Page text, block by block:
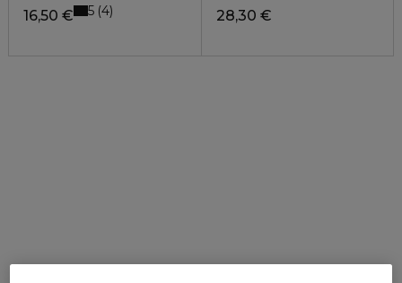
16,50 € 5 4 28,30 €